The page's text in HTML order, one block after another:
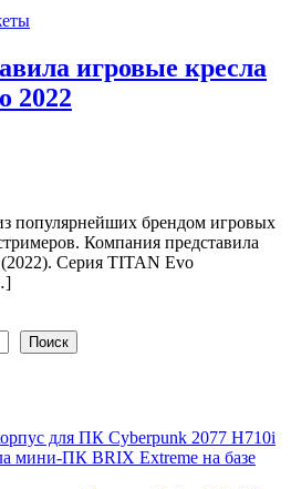
игровые кресла
2022
популярнейших брендом игровых
Компания представила
Серия TITAN Evo
Поиск
для ПК Cyberpunk 2077 H710i
мини-ПК BRIX Extreme на базе